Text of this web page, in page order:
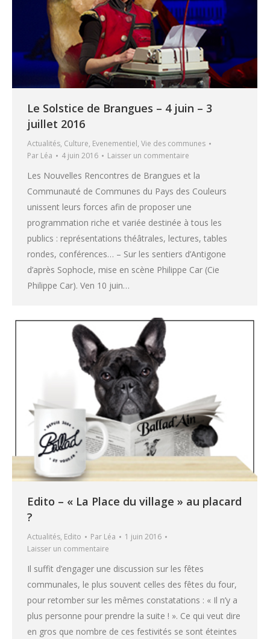
Le Solstice de Brangues – 4 juin – 3
juillet 2016
Actualités, Culture, Evenementiel, Vie des communes
Par Léa 4 juin 2016 Laisser un commentaire
Les Nouvelles Rencontres de Brangues et la
Communauté de Communes du Pays des Couleurs
unissent leurs forces afin de proposer une
programmation riche et variée destinée à tous les
publics : représentations théâtrales, lectures, tables
rondes, conférences… – Sur les sentiers d’Antigone
d’après Sophocle, mise en scène Philippe Car (Cie
Philippe Car). Ven 10 juin…
Edito – « La Place du village » au placard
?
Actualités, Edito Par Léa
1 juin 2016
Laisser un commentaire
Il suffit d’engager une discussion sur les fêtes
communales, le plus souvent celles des fêtes du four,
pour retomber sur les mêmes constatations : « Il n’y a
plus personne pour prendre la suite ! ». Ce qui veut dire
en gros que nombre de ces festivités se sont éteintes